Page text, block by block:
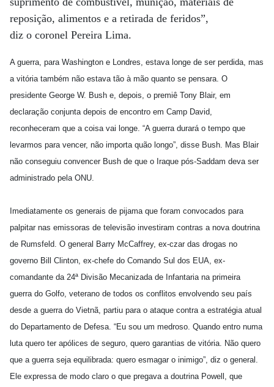
reposição, alimentos e a retirada de feridos”,
diz o coronel Pereira Lima.
A guerra, para Washington e Londres, estava longe de ser perdida, mas
a vitória também não estava tão à mão quanto se pensara. O
presidente George W. Bush e, depois, o premiê Tony Blair, em
declaração conjunta depois de encontro em Camp David,
reconheceram que a coisa vai longe. “A guerra durará o tempo que
levarmos para vencer, não importa quão longo”, disse Bush. Mas Blair
não conseguiu convencer Bush de que o Iraque pós-Saddam deva ser
administrado pela ONU.
Imediatamente os generais de pijama que foram convocados para
palpitar nas emissoras de televisão investiram contras a nova doutrina
de Rumsfeld. O general Barry McCaffrey, ex-czar das drogas no
governo Bill Clinton, ex-chefe do Comando Sul dos EUA, ex-
comandante da 24ª Divisão Mecanizada de Infantaria na primeira
guerra do Golfo, veterano de todos os conflitos envolvendo seu país
desde a guerra do Vietnã, partiu para o ataque contra a estratégia atual
do Departamento de Defesa. “Eu sou um medroso. Quando entro numa
luta quero ter apólices de seguro, quero garantias de vitória. Não quero
que a guerra seja equilibrada: quero esmagar o inimigo”, diz o general.
Ele expressa de modo claro o que pregava a doutrina Powell, que